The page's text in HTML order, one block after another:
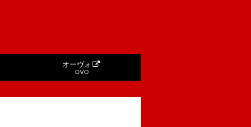
オーヴォ
OVO